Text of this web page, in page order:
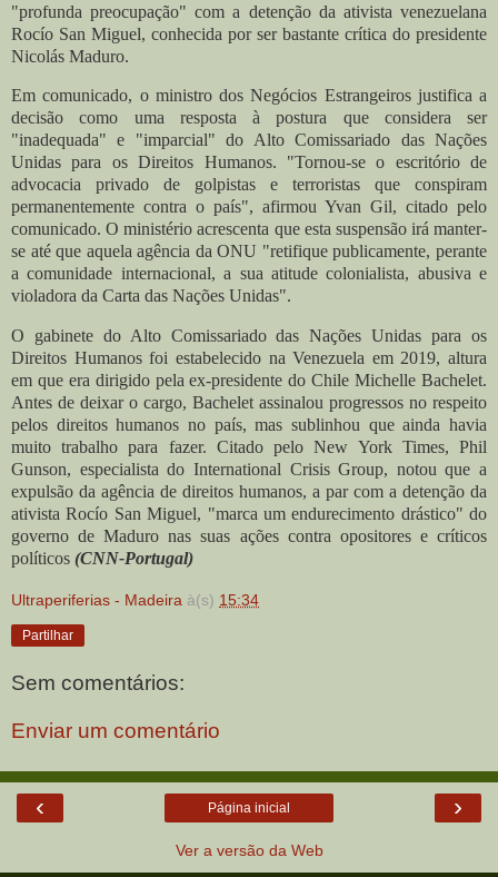
"profunda preocupação" com a detenção da ativista venezuelana
Rocío San Miguel, conhecida por ser bastante crítica do presidente
Nicolás Maduro.
Em comunicado, o ministro dos Negócios Estrangeiros justifica a
decisão como uma resposta à postura que considera ser
"inadequada" e "imparcial" do Alto Comissariado das Nações
Unidas para os Direitos Humanos. "Tornou-se o escritório de
advocacia privado de golpistas e terroristas que conspiram
permanentemente contra o país", afirmou Yvan Gil, citado pelo
comunicado. O ministério acrescenta que esta suspensão irá manter-
se até que aquela agência da ONU "retifique publicamente, perante
a comunidade internacional, a sua atitude colonialista, abusiva e
violadora da Carta das Nações Unidas".
O gabinete do Alto Comissariado das Nações Unidas para os
Direitos Humanos foi estabelecido na Venezuela em 2019, altura
em que era dirigido pela ex-presidente do Chile Michelle Bachelet.
Antes de deixar o cargo, Bachelet assinalou progressos no respeito
pelos direitos humanos no país, mas sublinhou que ainda havia
muito trabalho para fazer. Citado pelo New York Times, Phil
Gunson, especialista do International Crisis Group, notou que a
expulsão da agência de direitos humanos, a par com a detenção da
ativista Rocío San Miguel, "marca um endurecimento drástico" do
governo de Maduro nas suas ações contra opositores e críticos
políticos (CNN-Portugal)
Ultraperiferias - Madeira à(s) 15:34
Partilhar
Sem comentários:
Enviar um comentário
‹ ›
Página inicial
Ver a versão da Web